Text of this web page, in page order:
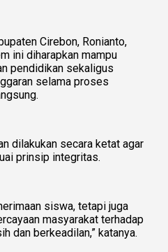
Cirebon, Ronianto,
ini diharapkan mampu
pendidikan sekaligus
selama proses
dilakukan secara ketat agar
prinsip integritas.
siswa, tetapi juga
masyarakat terhadap
dan berkeadilan,” katanya.